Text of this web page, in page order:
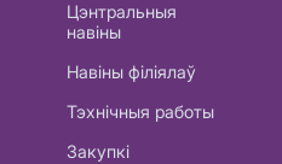
Цэнтральныя
навіны
Навіны філіялаў
Тэхнічныя работы
Закупкі